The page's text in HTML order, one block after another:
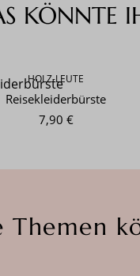
KÖNNTE
HOLZ-LEUTE
Reisekleiderbürste
7,90 €
Themen